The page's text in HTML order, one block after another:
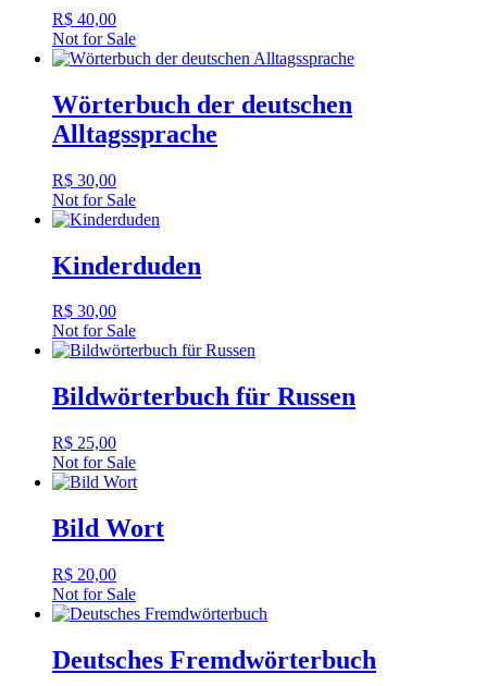
R$ 40,00
Not for Sale
Wörterbuch der deutschen
Alltagssprache
R$ 30,00
Not for Sale
Kinderduden
R$ 30,00
Not for Sale
Bildwörterbuch für Russen
R$ 25,00
Not for Sale
Bild Wort
R$ 20,00
Not for Sale
Deutsches Fremdwörterbuch